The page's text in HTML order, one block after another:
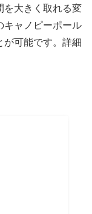
を大きく取れる変
キャノピーポール
が可能です。詳細